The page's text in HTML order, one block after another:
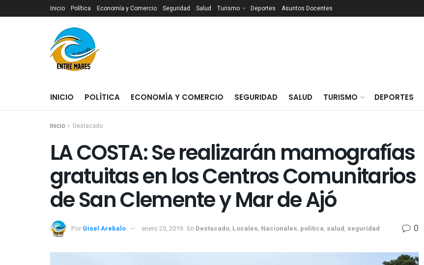
Inicio Política Economía y Comercio Seguridad Salud Turismo Deportes Asuntos Docentes
INICIO POLÍTICA ECONOMÍA Y COMERCIO SEGURIDAD SALUD TURISMO DEPORTES
Inicio Destacado
LA COSTA: Se realizarán mamografías
gratuitas en los Centros Comunitarios
de San Clemente y Mar de Ajó
Por Gisel Arebalo enero 25, 2019 En Destacado, Locales, Nacionales, politica, salud, seguridad 0